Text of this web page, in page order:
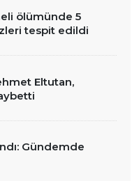
ölümünde 5
tespit edildi
Eltutan,
Gündemde